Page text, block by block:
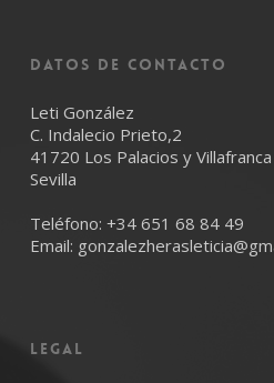
Datos de Contacto
Leti González
C. Indalecio Prieto,2
41720 Los Palacios y Villafranca
Sevilla
Teléfono: +34 651 68 84 49
Email:
LEGAL